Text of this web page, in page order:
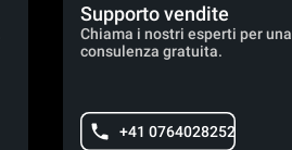
Supporto vendite
Chiama i nostri esperti per una
consulenza gratuita.
+41 0764028252